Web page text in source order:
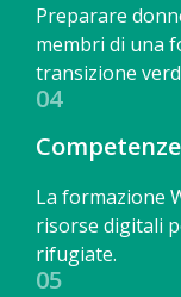
Preparare
membri di una
transizione
04
La formazione
risorse digitali
rifugiate.
05